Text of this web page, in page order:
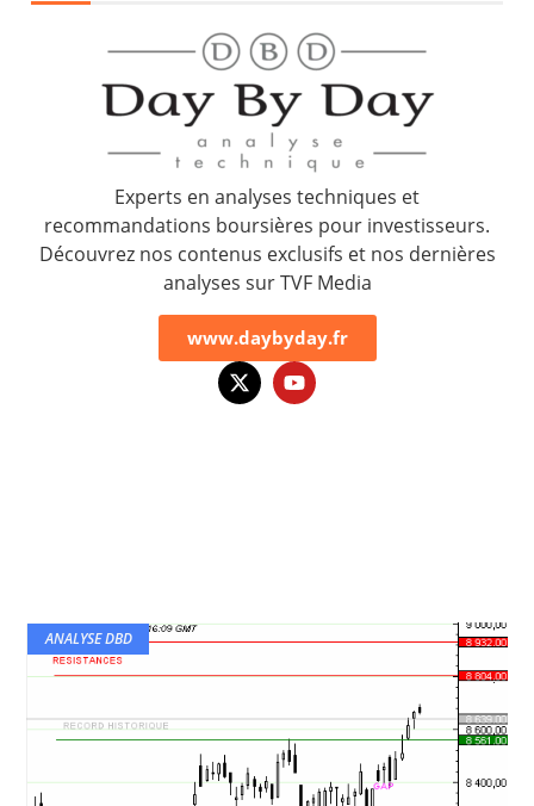
Experts en analyses techniques et
recommandations boursières pour investisseurs.
Découvrez nos contenus exclusifs et nos dernières
analyses sur TVF Media
www.daybyday.fr
ANALYSE DBD